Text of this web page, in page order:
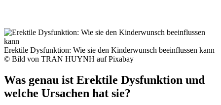
Erektile Dysfunktion: Wie sie den Kinderwunsch beeinflussen kann
© Bild von TRAN HUYNH auf Pixabay
Was genau ist Erektile Dysfunktion und
welche Ursachen hat sie?